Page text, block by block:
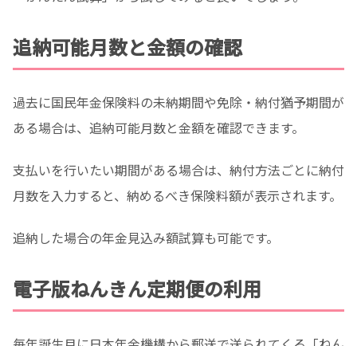
追納可能月数と金額の確認
過去に国民年金保険料の未納期間や免除・納付猶予期間が
ある場合は、追納可能月数と金額を確認できます。
支払いを行いたい期間がある場合は、納付方法ごとに納付
月数を入力すると、納めるべき保険料額が表示されます。
追納した場合の年金見込み額試算も可能です。
電子版ねんきん定期便の利用